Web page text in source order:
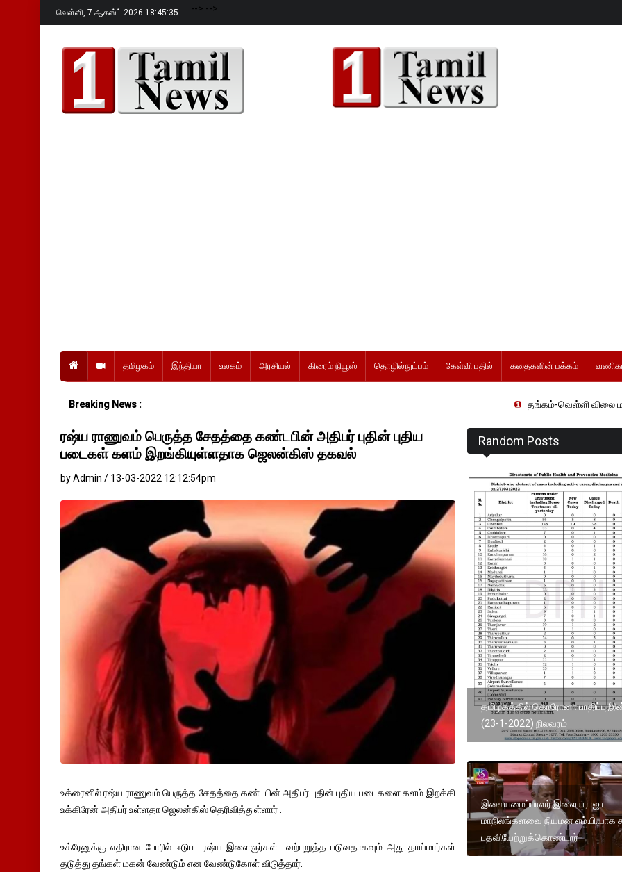
வெள்ளி, 7 ஆகஸ்ட் 2026 18:45:37 --> -->
தமிழகம் இந்தியா உலகம் அரசியல் கிரைம் நியூஸ் தொழில்நுட்பம் கேள்வி பதில் கதைகளின் பக்கம்
Breaking News : தங்கம்-வெள்ளி விலை
ரஷ்ய ராணுவம் பெருத்த சேதத்தை கண்டபின் அதிபர் புதின் புதிய
படைகள் களம் இறங்கியுள்ளதாக ஜெலன்கிஸ் தகவல்
by Admin / 13-03-2022 12:12:54pm
உக்ரைனில் ரஷ்ய ராணுவம் பெருத்த சேதத்தை கண்டபின் அதிபர் புதின் புதிய படைகளை களம் இறக்கி
உக்கிரேன் அதிபர் உள்ளதா ஜெலன்கிஸ் தெரிவித்துள்ளார் .
உக்ரேனுக்கு எதிரான போரில் ஈடுபட ரஷ்ய இளைஞர்கள் வற்புறுத்த படுவதாகவும் அது தாய்மார்கள்
தடுத்து தங்கள் மகன் வேண்டும் என வேண்டுகோள் விடுத்தார்.
Random Posts
தமிழகத்தில் கொரோனா பாதிப்பு
(23-1-2022) நிலவரம்
இசையமைப்பாளர் இளையராஜா
மாநிலங்களவை நியமன எம்.பி.யாக
பதவியேற்றுக்கொண்டார்